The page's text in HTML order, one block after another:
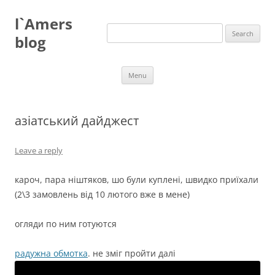
content
l`Amers
blog
Search
Menu
азіатський дайджест
Leave a reply
кароч, пара ніштяков, шо були куплені, швидко приїхали
(2\3 замовлень від 10 лютого вже в мене)
огляди по ним готуются
радужна обмотка. не зміг пройти далі